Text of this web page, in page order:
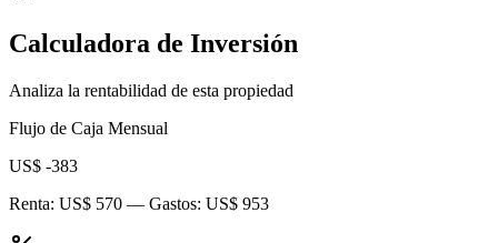
Calculadora de Inversión
Analiza la rentabilidad de esta propiedad
Flujo de Caja Mensual
US$ -383
Renta: US$ 570 — Gastos: US$ 953